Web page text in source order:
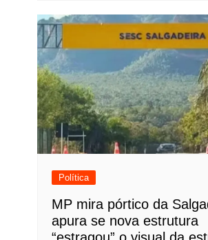
Política
MP mira pórtico da
apura se nova estrutura